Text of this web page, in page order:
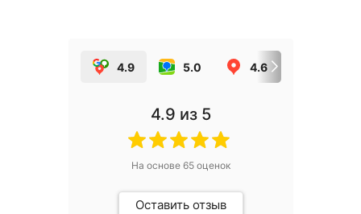
4.9 5.0 4.6
4.9 из 5
На основе 65оценок
Оставить отзыв